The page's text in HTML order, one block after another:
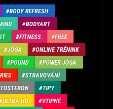
BODY REFRESH
BODYART
FITNESS
FREE
JÓGA
ONLINE TRÉNINK
POUND
POWER JÓGA
STRAVOVÁNÍ
TIPY
ULTRA HD
VTIPNÉ